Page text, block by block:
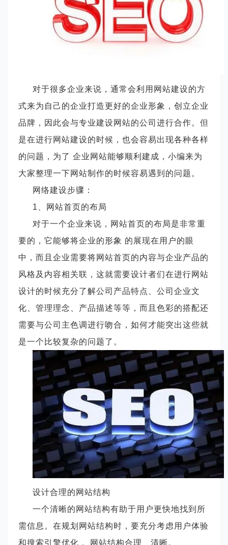
对于很多企业来说，通常会利用网站建设的方
式来为自己的企业打造更好的企业形象，创立企业
品牌，因此会与专业建设网站的公司进行合作。但
是在进行网站建设的时候，也会容易出现各种各样
的问题，为了 企业网站能够顺利建成，小编来为
大家整理一下网站制作的时候容易遇到的问题。
网络建设步骤：
1、网站首页的布局
对于一个企业来说，网站首页的布局是非常重
要的，它能够将企业的形象 的展现在用户的眼
中，而且企业需要将网站首页的内容与企业产品的
风格及内容相关联，这就需要设计者们在进行网站
设计的时候充分了解公司产品特点、公司企业文
化、管理理念、产品描述等等，而且色彩的搭配还
需要与公司主色调进行吻合，如何才能突出这些就
是一个比较复杂的问题了。
设计合理的网站结构
一个清晰的网站结构有助于用户更快地找到所
需信息。在规划网站结构时，要充分考虑用户体验
和搜索引擎优化， 网站结构合理、清晰。